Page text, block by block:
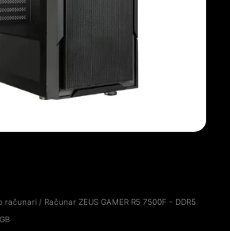
računari / Računar ZEUS GAMER R5 7500F - DDR5